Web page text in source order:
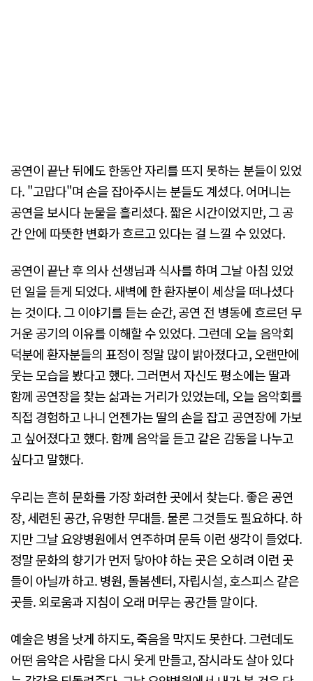
공연이 끝난 뒤에도 한동안 자리를 뜨지 못하는 분들이 있었
다. "고맙다"며 손을 잡아주시는 분들도 계셨다. 어머니는
공연을 보시다 눈물을 흘리셨다. 짧은 시간이었지만, 그 공
간 안에 따뜻한 변화가 흐르고 있다는 걸 느낄 수 있었다.
공연이 끝난 후 의사 선생님과 식사를 하며 그날 아침 있었
던 일을 듣게 되었다. 새벽에 한 환자분이 세상을 떠나셨다
는 것이다. 그 이야기를 듣는 순간, 공연 전 병동에 흐르던 무
거운 공기의 이유를 이해할 수 있었다. 그런데 오늘 음악회
덕분에 환자분들의 표정이 정말 많이 밝아졌다고, 오랜만에
웃는 모습을 봤다고 했다. 그러면서 자신도 평소에는 딸과
함께 공연장을 찾는 삶과는 거리가 있었는데, 오늘 음악회를
직접 경험하고 나니 언젠가는 딸의 손을 잡고 공연장에 가보
고 싶어졌다고 했다. 함께 음악을 듣고 같은 감동을 나누고
싶다고 말했다.
우리는 흔히 문화를 가장 화려한 곳에서 찾는다. 좋은 공연
장, 세련된 공간, 유명한 무대들. 물론 그것들도 필요하다. 하
지만 그날 요양병원에서 연주하며 문득 이런 생각이 들었다.
정말 문화의 향기가 먼저 닿아야 하는 곳은 오히려 이런 곳
들이 아닐까 하고. 병원, 돌봄센터, 자립시설, 호스피스 같은
곳들. 외로움과 지침이 오래 머무는 공간들 말이다.
예술은 병을 낫게 하지도, 죽음을 막지도 못한다. 그런데도
어떤 음악은 사람을 다시 웃게 만들고, 잠시라도 살아 있다